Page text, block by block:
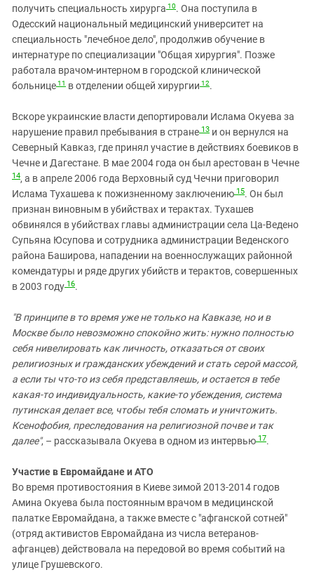
получить специальность хирурга 10. Она поступила в
Одесский национальный медицинский университет на
специальность "лечебное дело", продолжив обучение в
интернатуре по специализации "Общая хирургия". Позже
работала врачом-интерном в городской клинической
больнице11 в отделении общей хирургии 12.
Вскоре украинские власти депортировали Ислама Окуева за
нарушение правил пребывания в стране 13 и он вернулся на
Северный Кавказ, где принял участие в действиях боевиков в
Чечне и Дагестане. В мае 2004 года он был арестован в Чечне
14, а в апреле 2006 года Верховный суд Чечни приговорил
Ислама Тухашева к пожизненному заключению 15. Он был
признан виновным в убийствах и терактах. Тухашев
обвинялся в убийствах главы администрации села Ца-Ведено
Супьяна Юсупова и сотрудника администрации Веденского
района Баширова, нападении на военнослужащих районной
комендатуры и ряде других убийств и терактов, совершенных
в 2003 году 16.
"В принципе в то время уже не только на Кавказе, но и в
Москве было невозможно спокойно жить: нужно полностью
себя нивелировать как личность, отказаться от своих
религиозных и гражданских убеждений и стать серой массой,
а если ты что-то из себя представляешь, и остается в тебе
какая-то индивидуальность, какие-то убеждения, система
путинская делает все, чтобы тебя сломать и уничтожить.
Ксенофобия, преследования на религиозной почве и так
далее", – рассказывала Окуева в одном из интервью 17.
Участие в Евромайдане и АТО
Во время противостояния в Киеве зимой 2013-2014 годов
Амина Окуева была постоянным врачом в медицинской
палатке Евромайдана, а также вместе с "афганской сотней"
(отряд активистов Евромайдана из числа ветеранов-
афганцев) действовала на передовой во время событий на
улице Грушевского.